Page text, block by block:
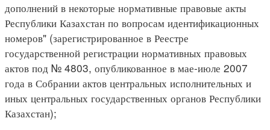
дополнений в некоторые нормативные правовые акты
Республики Казахстан по вопросам идентификационных
номеров" (зарегистрированное в Реестре
государственной регистрации нормативных правовых
актов под № 4803, опубликованное в мае-июле 2007
года в Собрании актов центральных исполнительных и
иных центральных государственных органов Республики
Казахстан);